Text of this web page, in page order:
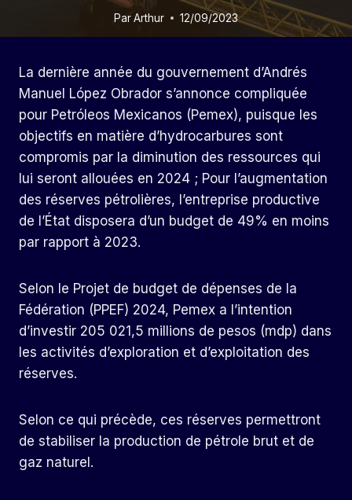
ParArthur 12/09/2023
La dernière année du gouvernement d’Andrés
Manuel López Obrador s’annonce compliquée
pour Petróleos Mexicanos (Pemex), puisque les
objectifs en matière d’hydrocarbures sont
compromis par la diminution des ressources qui
lui seront allouées en 2024 ; Pour l’augmentation
des réserves pétrolières, l’entreprise productive
de l’État disposera d’un budget de 49% en moins
par rapport à 2023.
Selon le Projet de budget de dépenses de la
Fédération (PPEF) 2024, Pemex a l’intention
d’investir 205 021,5 millions de pesos (mdp) dans
les activités d’exploration et d’exploitation des
réserves.
Selon ce qui précède, ces réserves permettront
de stabiliser la production de pétrole brut et de
gaz naturel.